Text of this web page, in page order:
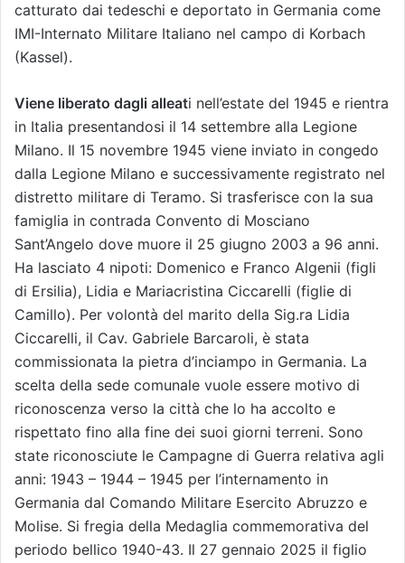
catturato dai tedeschi e deportato in Germania come
IMI-Internato Militare Italiano nel campo di Korbach
(Kassel).
Viene liberato dagli alleati nell’estate del 1945 e rientra
in Italia presentandosi il 14 settembre alla Legione
Milano. Il 15 novembre 1945 viene inviato in congedo
dalla Legione Milano e successivamente registrato nel
distretto militare di Teramo. Si trasferisce con la sua
famiglia in contrada Convento di Mosciano
Sant’Angelo dove muore il 25 giugno 2003 a 96 anni.
Ha lasciato 4 nipoti: Domenico e Franco Algenii (figli
di Ersilia), Lidia e Mariacristina Ciccarelli (figlie di
Camillo). Per volontà del marito della Sig.ra Lidia
Ciccarelli, il Cav. Gabriele Barcaroli, è stata
commissionata la pietra d’inciampo in Germania. La
scelta della sede comunale vuole essere motivo di
riconoscenza verso la città che lo ha accolto e
rispettato fino alla fine dei suoi giorni terreni. Sono
state riconosciute le Campagne di Guerra relativa agli
anni: 1943 – 1944 – 1945 per l’internamento in
Germania dal Comando Militare Esercito Abruzzo e
Molise. Si fregia della Medaglia commemorativa del
periodo bellico 1940-43. Il 27 gennaio 2025 il figlio